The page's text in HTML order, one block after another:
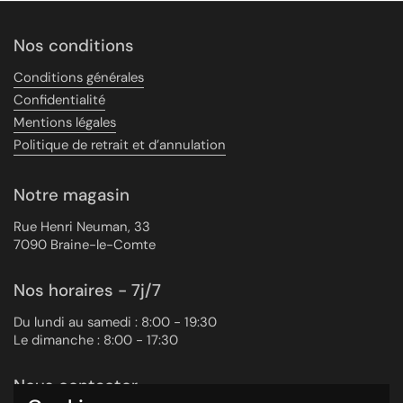
Nos conditions
Conditions générales
Confidentialité
Mentions légales
Politique de retrait et d’annulation
Notre magasin
Rue Henri Neuman, 33
7090 Braine-le-Comte
Nos horaires - 7j/7
Du lundi au samedi : 8:00 - 19:30
Le dimanche : 8:00 - 17:30
Nous contacter